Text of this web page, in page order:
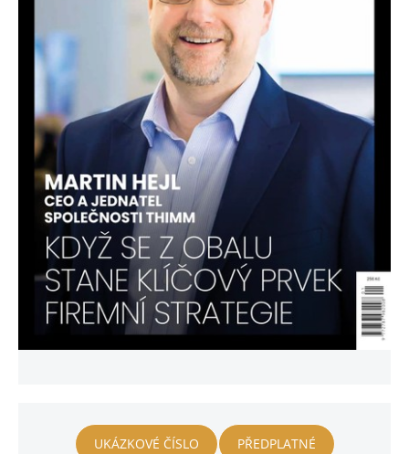
UKÁZKOVÉ ČÍSLO PŘEDPLATNÉ